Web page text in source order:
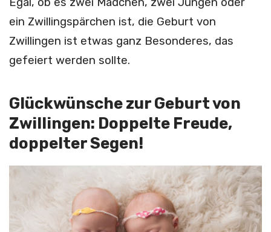
ein Zwillingspärchen ist, die Geburt von
Zwillingen ist etwas ganz Besonderes, das
gefeiert werden sollte.
Glückwünsche zur Geburt von
Zwillingen: Doppelte Freude,
doppelter Segen!